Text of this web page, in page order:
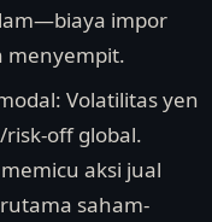
impor
menyempit.
Volatilitas yen
off global.
aksi jual
saham-